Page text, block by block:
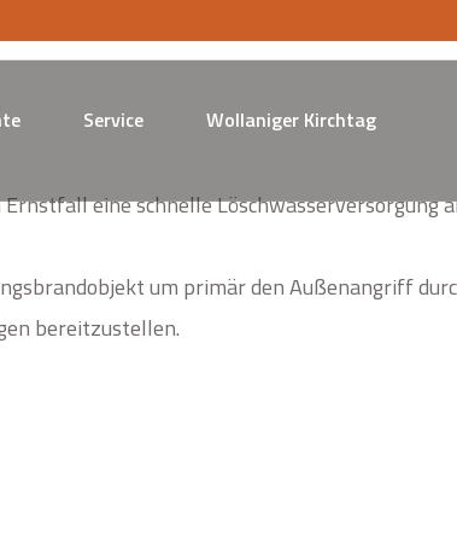
Service Wollaniger Kirchtag
eine schnelle Löschwasserversorgung
um primär den Außenangriff
bereitzustellen.